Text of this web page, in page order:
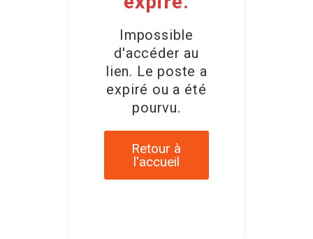
Impossible
d'accéder au
lien. Le poste a
expiré ou a été
pourvu.
Retour à
l'accueil